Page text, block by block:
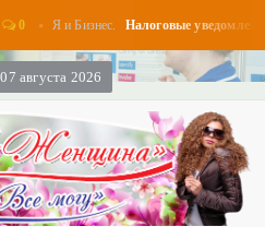
Я и Бизнес. Налоговые уведомления и
августа 2026